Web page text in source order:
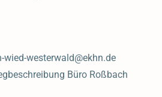
westerwald@ekhn.de
Büro Roßbach